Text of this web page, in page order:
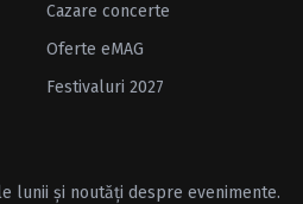
Cazare concerte
Oferte eMAG
Festivaluri 2027
lunii și noutăți despre evenimente.